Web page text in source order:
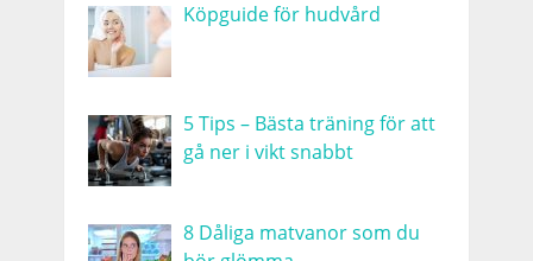
Köpguide för hudvård
5 Tips – Bästa träning för att
gå ner i vikt snabbt
8 Dåliga matvanor som du